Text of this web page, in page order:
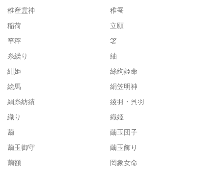
稚産霊神
稚蚕
稲荷
立願
竿秤
箸
糸繰り
紬
紺姫
絲絇姫命
絵馬
絹笠明神
絹糸紡績
綾羽・呉羽
織り
織姫
繭
繭玉団子
繭玉御守
繭玉飾り
繭額
罔象女命